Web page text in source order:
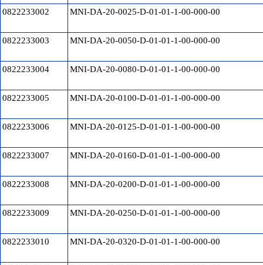
0822233002 MNI-DA-20-0025-D-01-01-1-00-000-00
0822233003 MNI-DA-20-0050-D-01-01-1-00-000-00
0822233004 MNI-DA-20-0080-D-01-01-1-00-000-00
0822233005 MNI-DA-20-0100-D-01-01-1-00-000-00
0822233006 MNI-DA-20-0125-D-01-01-1-00-000-00
0822233007 MNI-DA-20-0160-D-01-01-1-00-000-00
0822233008 MNI-DA-20-0200-D-01-01-1-00-000-00
0822233009 MNI-DA-20-0250-D-01-01-1-00-000-00
0822233010 MNI-DA-20-0320-D-01-01-1-00-000-00